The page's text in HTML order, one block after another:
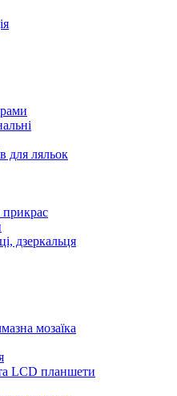
для ляльок
прикрас
дзеркальця
мозаїка
LCD планшети